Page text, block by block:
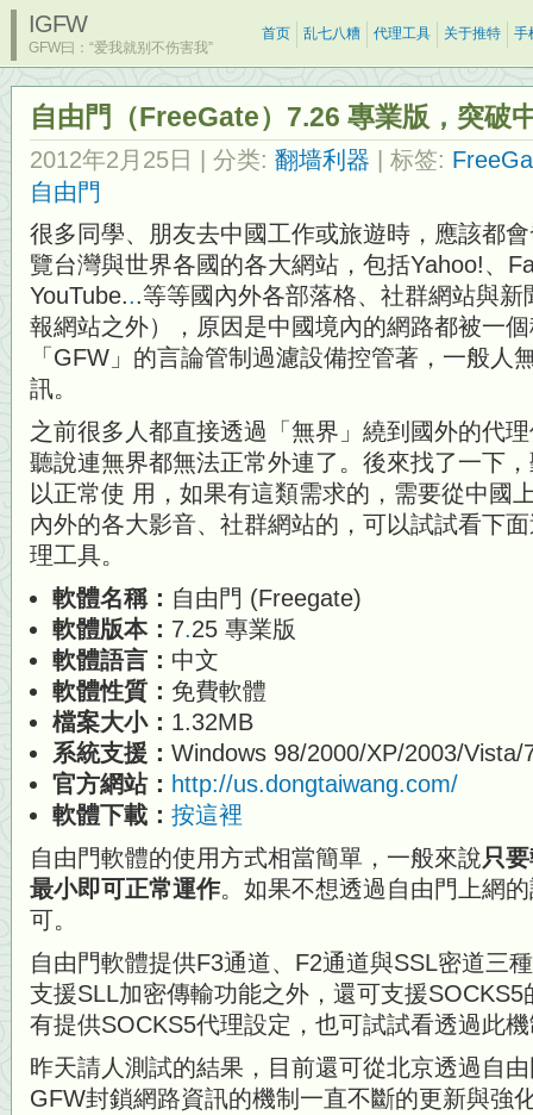
IGFW
GFW曰：“爱我就别不伤害我”
首页 乱七八糟 代理工具 关于推特 手
自由門（FreeGate）7.26 專業版，突破
2012年2月25日 | 分类: 翻墙利器 | 标签:
自由門
很多同學、朋友去中國工作或旅遊時，應該都
覽台灣與世界各國的各大網站，包括Yahoo!、
YouTube...等等國內外各部落格、社群網站與
報網站之外），原因是中國境內的網路都被一
「GFW」的言論管制過濾設備控管著，一般人
訊。
之前很多人都直接透過「無界」繞到國外的代
聽說連無界都無法正常外連了。後來找了一下
以正常使 用，如果有這類需求的，需要從中國
內外的各大影音、社群網站的，可以試試看下
理工具。
軟體名稱： 自由門 (Freegate)
軟體版本： 7.25 專業版
軟體語言： 中文
軟體性質： 免費軟體
檔案大小： 1.32MB
系統支援： Windows 98/2000/XP/2003/Vista/
官方網站： http://us.dongtaiwang.com/
軟體下載： 按這裡
自由門軟體的使用方式相當簡單，一般來說只
最小即可正常運作。如果不想透過自由門上網
可。
自由門軟體提供F3通道、F2通道與SSL密道三
支援SLL加密傳輸功能之外，還可支援
有提供SOCKS5代理設定，也可試試看透過此
昨天請人測試的結果，目前還可從北京透過自
GFW封鎖網路資訊的機制一直不斷的更新與強